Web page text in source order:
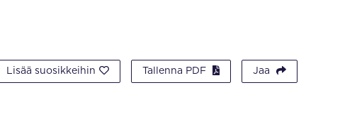
Lisää suosikkeihin Tallenna PDF Jaa